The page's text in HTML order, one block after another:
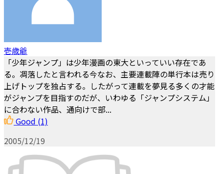
壱歳爺
「少年ジャンプ」は少年漫画の東大といっていい存在であ
る。凋落したと言われる今なお、主要連載陣の単行本は売り
上げトップを独占する。したがって連載を夢見る多くの才能
がジャンプを目指すのだが、いわゆる「ジャンプシステム」
に合わない作品、通向けで部...
Good (1)
2005/12/19